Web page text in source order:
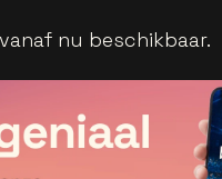
nu beschikbaar.